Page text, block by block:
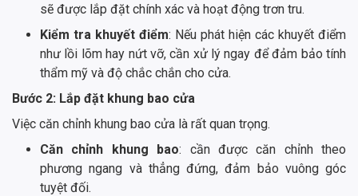
sẽ được lắp đặt chính xác và hoạt động trơn tru.
Kiểm tra khuyết điểm: Nếu phát hiện các khuyết điểm
như lồi lõm hay nứt vỡ, cần xử lý ngay để đảm bảo tính
thẩm mỹ và độ chắc chắn cho cửa.
Bước 2: Lắp đặt khung bao cửa
Việc căn chỉnh khung bao cửa là rất quan trọng.
Căn chỉnh khung bao: cần được căn chỉnh theo
phương ngang và thẳng đứng, đảm bảo vuông góc
tuyệt đối.